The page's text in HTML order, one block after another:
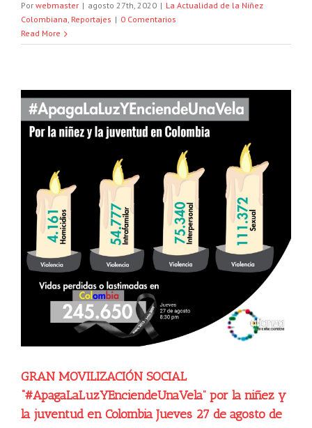
Por webmaster | agosto 27th, 2020 | La Actualidad de la Niñez
Colombiana Reportajes | 0 Comentarios
Read More
GRAN MOVILIZACIÓN SOCIAL
“#ApagaLaLuzYEnciendeUnaVela” por la niñez y
la juventud en Colombia Jueves 27 de agosto de